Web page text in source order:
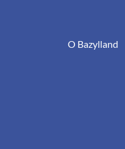
O Bazylland